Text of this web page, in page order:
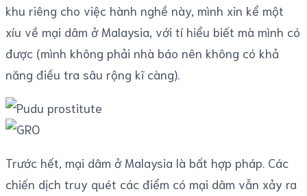
khu riêng cho việc hành nghề này, mình xin kể một
xíu về mại dâm ở Malaysia, với tí hiểu biết mà mình có
được (mình không phải nhà báo nên không có khả
năng điều tra sâu rộng kĩ càng).
Trước hết, mại dâm ở Malaysia là bất hợp pháp. Các
chiến dịch truy quét các điểm có mại dâm vẫn xảy ra